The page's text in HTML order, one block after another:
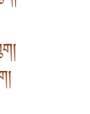
།